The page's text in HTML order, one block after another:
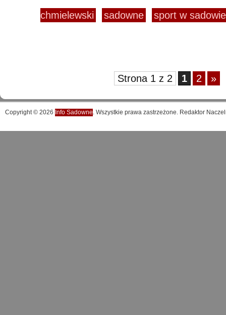
chmielewski sadowne sport w
Strona 1 z 2 1 2 »
Copyright © 2026 Info Sadowne. Wszystkie prawa zastrzeżone. Redaktor